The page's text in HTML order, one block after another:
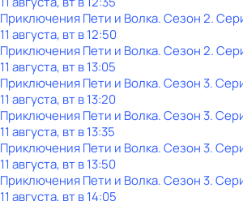
Приключения Пети и Волка. Сезон 2.
11 августа, вт в 12:50
Приключения Пети и Волка. Сезон 2.
11 августа, вт в 13:05
Приключения Пети и Волка. Сезон 3.
11 августа, вт в 13:20
Приключения Пети и Волка. Сезон 3.
11 августа, вт в 13:35
Приключения Пети и Волка. Сезон 3.
11 августа, вт в 13:50
Приключения Пети и Волка. Сезон 3.
11 августа, вт в 14:05